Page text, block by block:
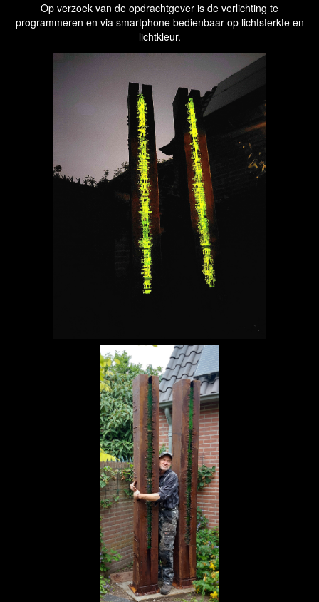
Op verzoek van de opdrachtgever is de verlichting te
programmeren en via smartphone bedienbaar op lichtsterkte en
lichtkleur.